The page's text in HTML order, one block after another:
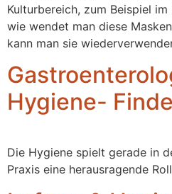
Kulturbereich, zum Beispiel
wie wendet man diese
kann man sie
Hygiene-
Die Hygiene spielt gerade in
Praxis eine herausragende